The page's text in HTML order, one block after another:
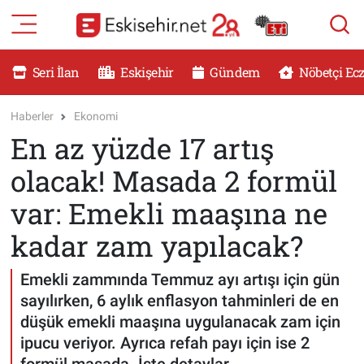
Seri İlan Eskişehir Gündem Nöbetçi
Haberler Ekonomi
En az yüzde 17 artış
olacak! Masada 2 formül
var: Emekli maaşına ne
kadar zam yapılacak?
Emekli zammında Temmuz ayı artışı için gün
sayılırken, 6 aylık enflasyon tahminleri de en
düşük emekli maaşına uygulanacak zam için
ipucu veriyor. Ayrıca refah payı için ise 2
RESMİ İLANLAR
DÜNYA
SAĞLIK
MAGAZİN
KADIN
TEKNOLOJİ
YEMEK
Eskişehir Nöbetçi Eczaneler
Eskişehir Namaz Vakitleri
Eskişehir Trafik Yoğunluk Haritası
Süper Lig Puan Durumu ve Fikstür
Tüm Manşetler
Son Dakika Haberleri
Haber Arşivi